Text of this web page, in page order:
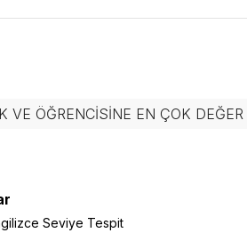
VE ÖĞRENCISINE EN ÇOK
Seviye Tespit